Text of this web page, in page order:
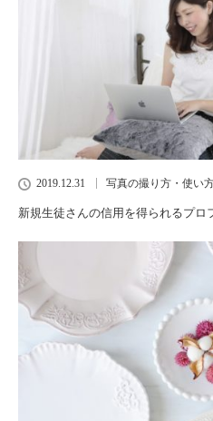
2019.12.31 写真の撮り方・使い
新規生徒さんの信用を得られるプロ